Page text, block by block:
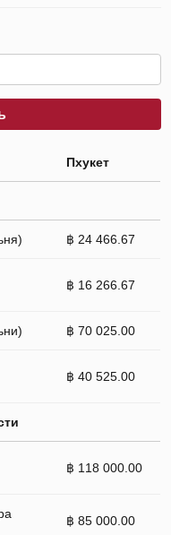
Пхукет
฿ 24 466.67
฿ 16 266.67
฿ 70 025.00
฿ 40 525.00
฿ 118 000.00
฿ 85 000.00